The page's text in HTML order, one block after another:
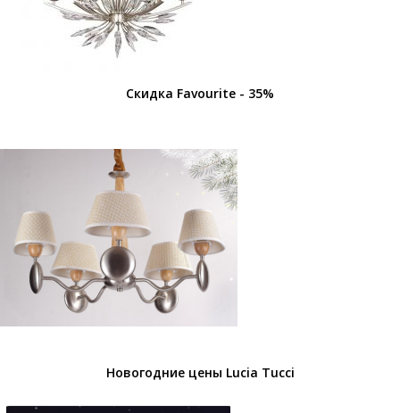
Скидка Favourite - 35%
Новогодние цены Lucia Tucci